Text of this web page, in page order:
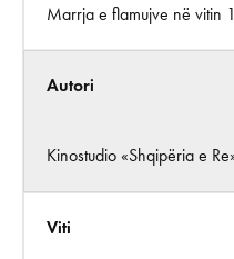
Marrja e flamujve në vitin
Autori
Kinostudio «Shqipëria e
Viti